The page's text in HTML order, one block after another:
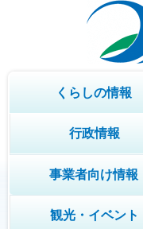
くらしの情報
行政情報
事業者向け情報
観光・イベント